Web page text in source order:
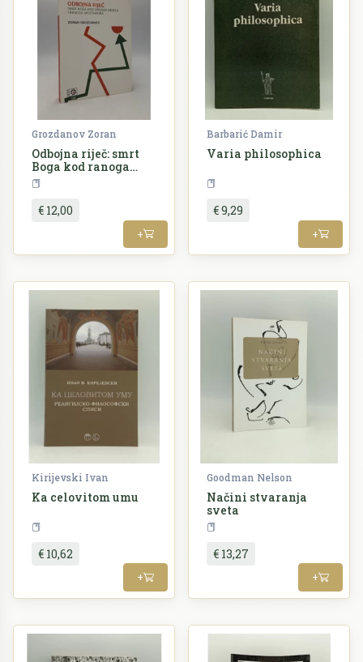
Grozdanov Zoran
Odbojna riječ: smrt
Boga kod ranoga
Hegela i ranoga
Moltmanna
€ 12,00
+
Barbarić Damir
Varia philosophica
€ 9,29
+
Kirijevski Ivan
Ka celovitom umu
€ 10,62
+
Goodman Nelson
Načini stvaranja
sveta
€ 13,27
+